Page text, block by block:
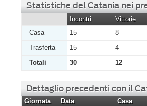
Statistiche del Catania nei
Incontri Vittorie
Casa
15 8
Trasferta
15 4
Totali
30 12
Dettaglio precedenti con il
Giornata Data Casa